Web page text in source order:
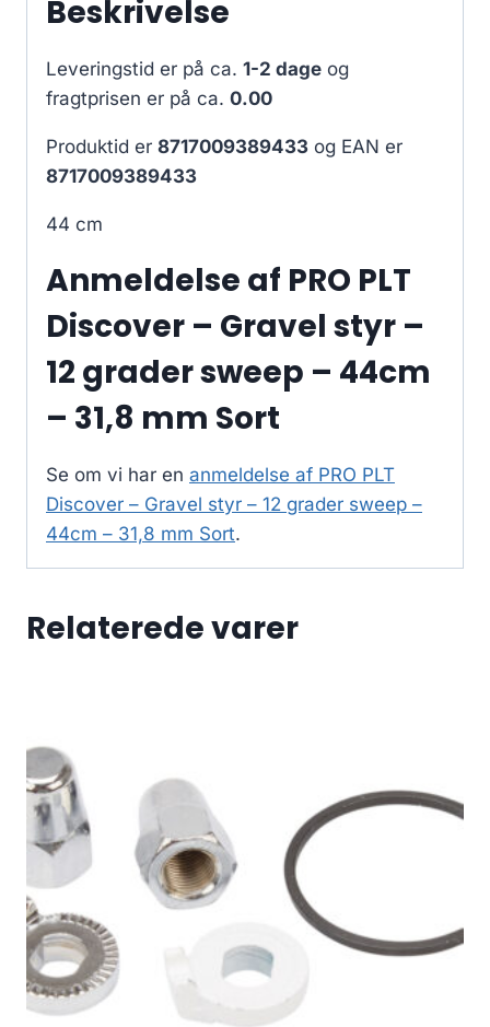
Beskrivelse
Leveringstid er på ca. 1-2 dage og
fragtprisen er på ca. 0.00
Produktid er 8717009389433 og EAN er
8717009389433
44 cm
Anmeldelse af PRO PLT
Discover – Gravel styr –
12 grader sweep – 44cm
– 31,8 mm Sort
Se om vi har en anmeldelse af PRO PLT
Discover – Gravel styr – 12 grader sweep –
44cm – 31,8 mm Sort.
Relaterede varer